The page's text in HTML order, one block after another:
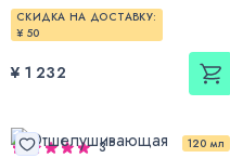
СКИДКА НА ДОСТАВКУ:
¥ 50
¥ 1 232
120 мл
3